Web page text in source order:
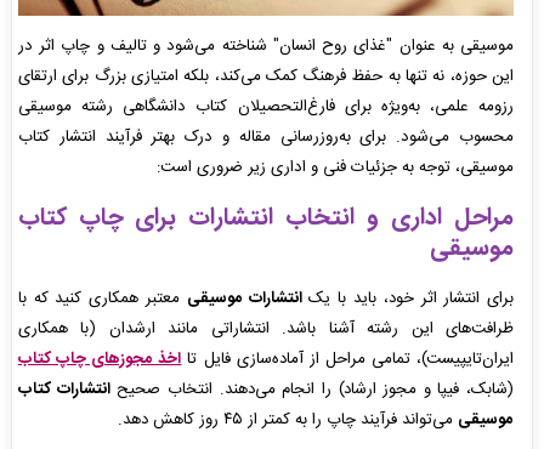
موسیقی به عنوان "غذای روح انسان" شناخته می‌شود و تالیف و چاپ اثر در
این حوزه، نه تنها به حفظ فرهنگ کمک می‌کند، بلکه امتیازی بزرگ برای ارتقای
رزومه علمی، به‌ویژه برای فارغ‌التحصیلان کتاب دانشگاهی رشته موسیقی
محسوب می‌شود. برای به‌روزرسانی مقاله و درک بهتر فرآیند انتشارکتاب
موسیقی، توجه به جزئیات فنی و اداری زیر ضروری است:
مراحل اداری و انتخاب انتشارات برای چاپ کتاب
موسیقی
برای انتشار اثر خود، باید با یکانتشارات موسیقی معتبر همکاری کنید که با
ظرافت‌های این رشته آشنا باشد. انتشاراتی مانند ارشدان (با همکاری
ایران‌تایپیست)، تمامی مراحل از آماده‌سازی فایل تااخذ مجوزهای چاپ کتاب
(شابک، فیپا و مجوز ارشاد) را انجام می‌دهند. انتخاب صحیحانتشارات کتاب
موسیقی می‌تواند فرآیند چاپ را به کمتر از ۴۵ روز کاهش دهد.